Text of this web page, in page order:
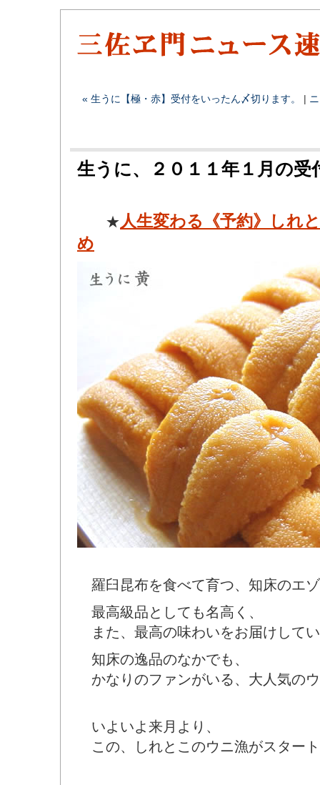
« 生うに【極・赤】受付をいったん〆切ります。 |
生うに、２０１１年１月の受
★人生変わる《予約》しれ
め
羅臼昆布を食べて育つ、知床のエ
最高級品としても名高く、
また、最高の味わいをお届けして
知床の逸品のなかでも、
かなりのファンがいる、大人気の
いよいよ来月より、
この、しれとこのウニ漁がスター